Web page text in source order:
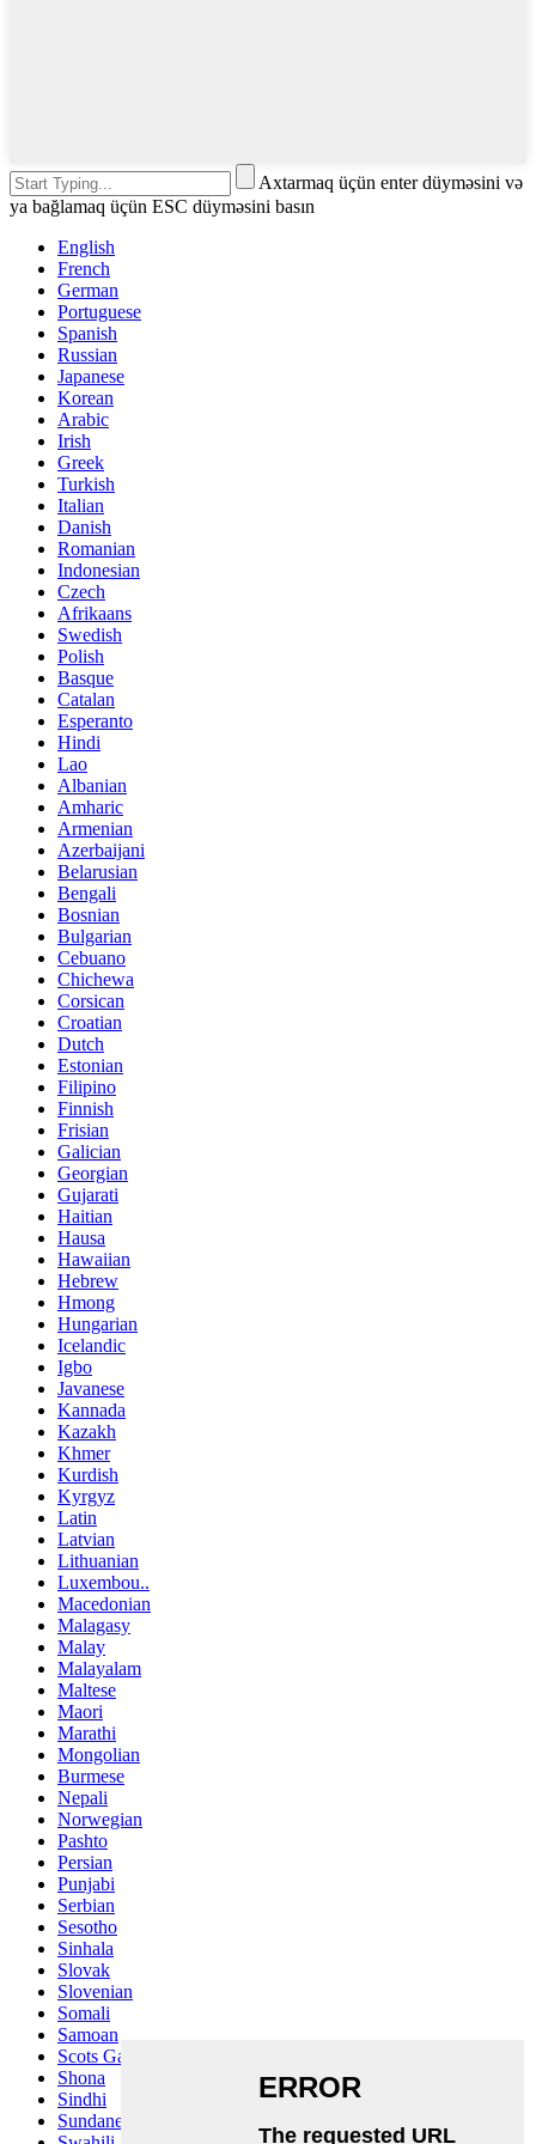
Axtarmaq üçün enter düyməsini və
ya bağlamaq üçün ESC düyməsini basın
English
French
German
Portuguese
Spanish
Russian
Japanese
Korean
Arabic
Irish
Greek
Turkish
Italian
Danish
Romanian
Indonesian
Czech
Afrikaans
Swedish
Polish
Basque
Catalan
Esperanto
Hindi
Lao
Albanian
Amharic
Armenian
Azerbaijani
Belarusian
Bengali
Bosnian
Bulgarian
Cebuano
Chichewa
Corsican
Croatian
Dutch
Estonian
Filipino
Finnish
Frisian
Galician
Georgian
Gujarati
Haitian
Hausa
Hawaiian
Hebrew
Hmong
Hungarian
Icelandic
Igbo
Javanese
Kannada
Kazakh
Khmer
Kurdish
Kyrgyz
Latin
Latvian
Lithuanian
Luxembou..
Macedonian
Malagasy
Malay
Malayalam
Maltese
Maori
Marathi
Mongolian
Burmese
Nepali
Norwegian
Pashto
Persian
Punjabi
Serbian
Sesotho
Sinhala
Slovak
Slovenian
Somali
Samoan
Scots Gaelic
Shona
Sindhi
Sundanese